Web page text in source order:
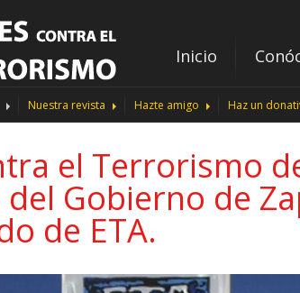
Inicio
Nuestra revista Hazte amigo Haz un
el Terrorismo
Gobierno de
de ETA.